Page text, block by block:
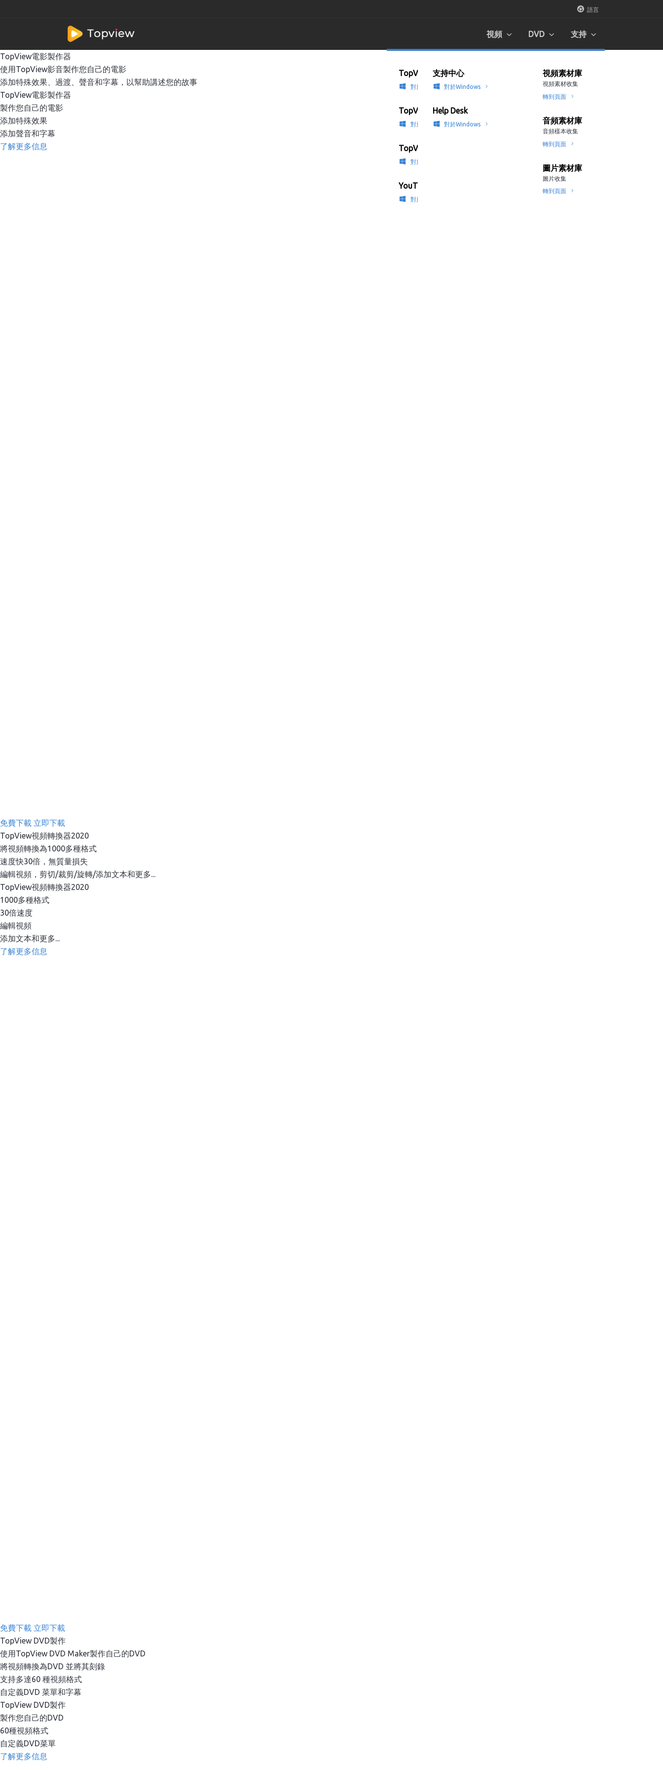
語言
視頻
TopView影音製作2022
對於Windows
TopView視頻編輯器2022
對於Windows
TopView視頻轉換器2022
對於Windows
YouTube下載器和轉換器2022
對於Windows
視頻素材庫
視頻素材收集
轉到頁面
音頻素材庫
音頻樣本收集
轉到頁面
圖片素材庫
圖片收集
轉到頁面
DVD
TopView DVD製作器
對於Windows
視頻素材庫
視頻素材收集
轉到頁面
音頻素材庫
音頻樣本收集
轉到頁面
圖片素材庫
圖片收集
轉到頁面
支持
支持中心
對於Windows
Help Desk
對於Windows
視頻素材庫
視頻素材收集
轉到頁面
音頻素材庫
音頻樣本收集
轉到頁面
圖片素材庫
圖片收集
轉到頁面
TopView電影製作器
使用TopView影音製作您自己的電影
添加特殊效果、過渡、聲音和字幕，以幫助講述您的故事
TopView電影製作器
製作您自己的電影
添加特殊效果
添加聲音和字幕
了解更多信息
免費下載 立即下載
TopView視頻轉換器2020
將視頻轉換為1000多種格式
速度快30倍，無質量損失
編輯視頻，剪切/裁剪/旋轉/添加文本和更多...
TopView視頻轉換器2020
1000多種格式
30倍速度
編輯視頻
添加文本和更多...
了解更多信息
免費下載 立即下載
TopView DVD製作
使用TopView DVD Maker製作自己的DVD
將視頻轉換為DVD 並將其刻錄
支持多達60 種視頻格式
自定義DVD 菜單和字幕
TopView DVD製作
製作您自己的DVD
60種視頻格式
自定義DVD菜單
了解更多信息